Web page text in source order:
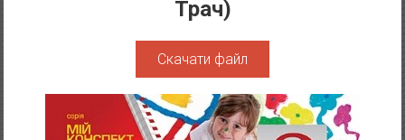
Трач)
Скачати файл